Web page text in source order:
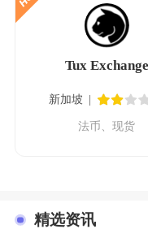
Tux Exchange
新加坡
法币、现货
精选资讯